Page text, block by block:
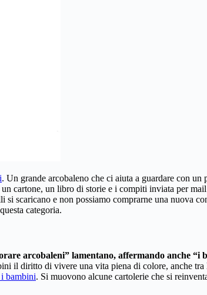
. Un grande arcobaleno che ci aiuta a guardare con
un cartone, un libro di storie e i compiti inviata per
si scaricano e non possiamo comprarne una nuova
categoria.
arcobaleni” lamentano, affermando anche
il diritto di vivere una vita piena di colore, anche tra
bambini. Si muovono alcune cartolerie che si